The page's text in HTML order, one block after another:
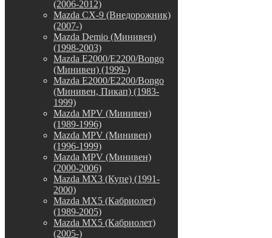
(2006-2012)
Mazda CX-9 (Внедорожник)
(2007-)
Mazda Demio (Минивен)
(1998-2003)
Mazda E2000/E2200/Bongo
(Минивен) (1999-)
Mazda E2000/E2200/Bongo
(Минивен, Пикап) (1983-
1999)
Mazda MPV (Минивен)
(1989-1996)
Mazda MPV (Минивен)
(1996-1999)
Mazda MPV (Минивен)
(2000-2006)
Mazda MX3 (Купе) (1991-
2000)
Mazda MX5 (Кабриолет)
(1989-2005)
Mazda MX5 (Кабриолет)
(2005-)